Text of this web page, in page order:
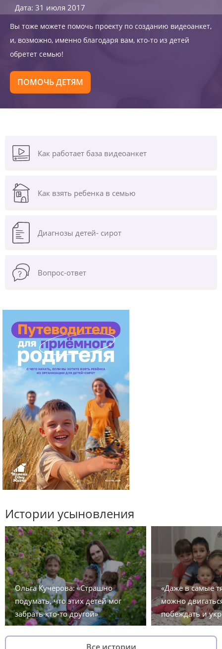
Дата: 31 июля 2017
Вы тоже можете помочь проекту по созданию видеоанкет,
и, возможно, именно благодаря вам, кто-то из детей
обретет семью!
ПОМОЧЬ ДЕТЯМ
Как работает база видеоанкет
Как взять ребенка в семью
Диагнозы детей- сирот
Вопрос-ответ
Истории усыновления
Ольга Кучерова: «Страшно
подумать, что этих детей мог
забрать кто-то другой»
«Даже в самые
можно
побеждать и